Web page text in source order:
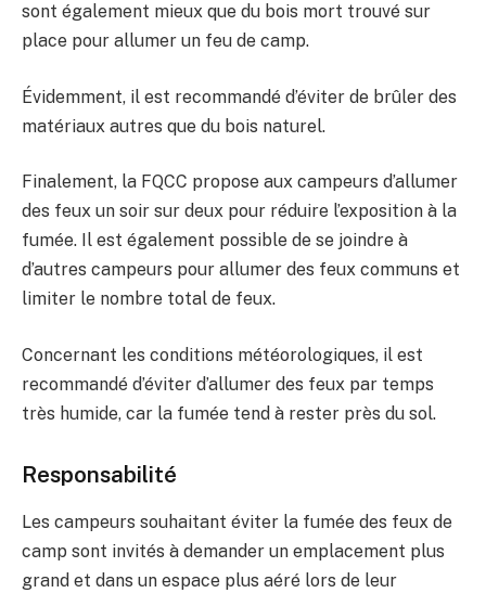
sont également mieux que du bois mort trouvé sur
place pour allumer un feu de camp.
Évidemment, il est recommandé d’éviter de brûler des
matériaux autres que du bois naturel.
Finalement, la FQCC propose aux campeurs d’allumer
des feux un soir sur deux pour réduire l’exposition à la
fumée. Il est également possible de se joindre à
d’autres campeurs pour allumer des feux communs et
limiter le nombre total de feux.
Concernant les conditions météorologiques, il est
recommandé d’éviter d’allumer des feux par temps
très humide, car la fumée tend à rester près du sol.
Responsabilité
Les campeurs souhaitant éviter la fumée des feux de
camp sont invités à demander un emplacement plus
grand et dans un espace plus aéré lors de leur